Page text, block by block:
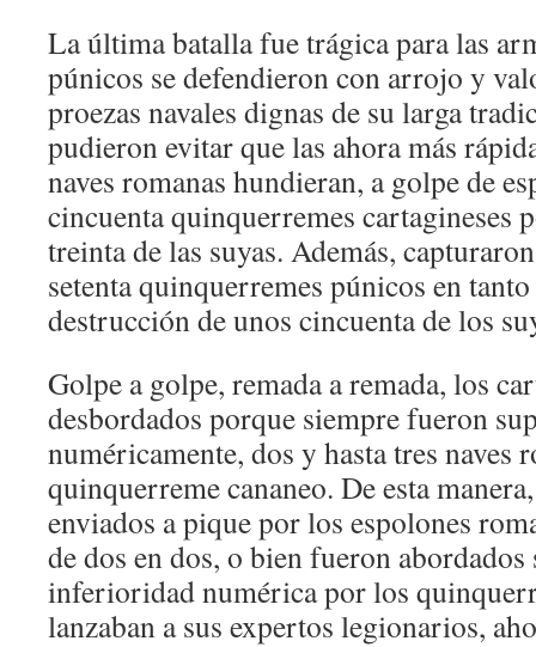
La última batalla fue trágica para las
púnicos se defendieron con arrojo y
proezas navales dignas de su larga
pudieron evitar que las ahora más
naves romanas hundieran, a golpe de
cincuenta quinquerremes cartagineses
treinta de las suyas. Además,
setenta quinquerremes púnicos en
destrucción de unos cincuenta de los
Golpe a golpe, remada a remada, los
desbordados porque siempre fueron
numéricamente, dos y hasta tres naves
quinquerreme cananeo. De esta
enviados a pique por los espolones
de dos en dos, o bien fueron abordados
inferioridad numérica por los
lanzaban a sus expertos legionarios,